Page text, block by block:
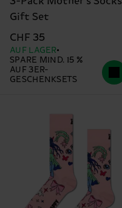
Gift Set
CHF 35
AUF LAGER
SPARE MIND. 15 %
AUF 3ER-
GESCHENKSETS